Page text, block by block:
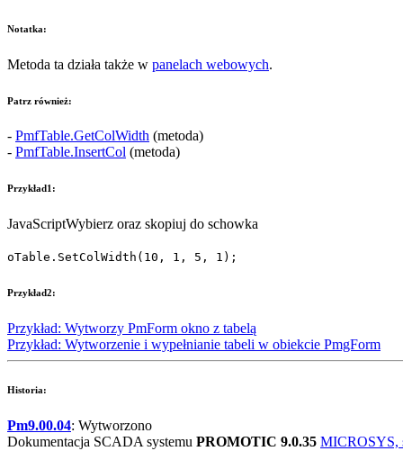
Notatka:
Metoda ta działa także w panelach webowych.
Patrz również:
- PmfTable.GetColWidth (metoda)
- PmfTable.InsertCol (metoda)
Przykład1:
JavaScriptWybierz oraz skopiuj do schowka
oTable . SetColWidth ( 10 , 1 , 5 , 1 );
Przykład2:
Przykład: Wytworzy PmForm okno z tabelą
Przykład: Wytworzenie i wypełnianie tabeli w obiekcie PmgForm
Historia:
Pm9.00.04: Wytworzono
Dokumentacja SCADA systemu PROMOTIC 9.0.35 MICROSYS,